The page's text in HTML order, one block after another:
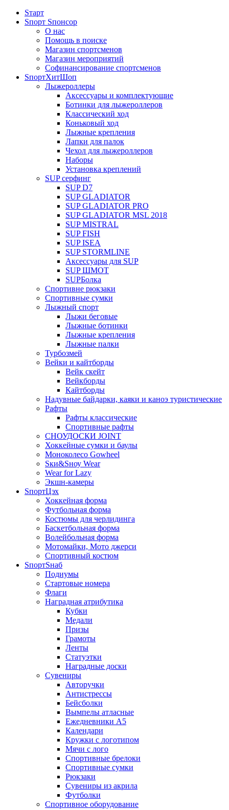
Sтарт
Sпорт Sпонсор
О нас
Помощь в поиске
Магазин спортсменов
Магазин мероприятий
Софинансирование спортсменов
SпортХитШоп
Лыжероллеры
Аксессуары и комплектующие
Ботинки для лыжероллеров
Классический ход
Коньковый ход
Лыжные крепления
Лапки для палок
Чехол для лыжероллеров
Наборы
Установка креплений
SUP серфинг
SUP D7
SUP GLADIATOR
SUP GLADIATOR PRO
SUP GLADIATOR MSL 2018
SUP MISTRAL
SUP FISH
SUP ISEA
SUP STORMLINE
Аксессуары для SUP
SUP ШМОТ
SUPБолка
Спортивне рюкзаки
Спортивные сумки
Лыжный спорт
Лыжи беговые
Лыжные ботинки
Лыжные крепления
Лыжные палки
Турбозмей
Вейки и кайтборды
Вейк скейт
Вейкборды
Кайтборды
Надувные байдарки, каяки и каноэ туристические
Рафты
Рафты классические
Спортивные рафты
СНОУДОСКИ JOINT
Хоккейные сумки и баулы
Моноколесо Gowheel
Sки&Sноу Wear
Wear for Lazy
Экшн-камеры
SпортЦэх
Хоккейная форма
Футбольная форма
Костюмы для черлидинга
Баскетбольная форма
Волейбольная форма
Мотомайки, Мото джерси
Спортивный костюм
SпортSнаб
Подиумы
Стартовые номера
Флаги
Наградная атрибутика
Кубки
Медали
Призы
Грамоты
Ленты
Статуэтки
Наградные доски
Сувениры
Авторучки
Антистрессы
Бейсболки
Вымпелы атласные
Ежедневники А5
Календари
Кружки с логотипом
Мячи с лого
Спортивные брелоки
Спортивные сумки
Рюкзаки
Сувениры из акрила
Футболки
Спортивное оборудование